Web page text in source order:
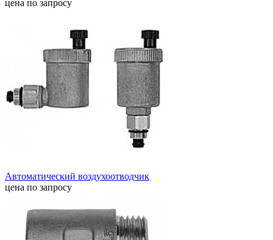
цена по запросу
Автоматический воздухоотводчик
цена по запросу